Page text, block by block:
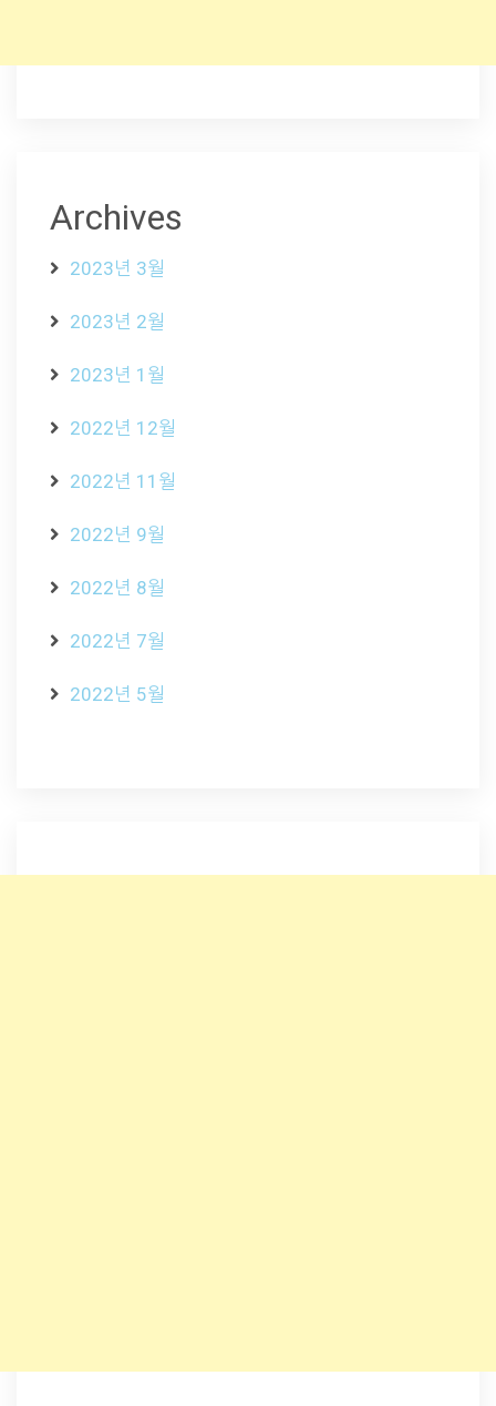
Archives
2023년 3월
2023년 2월
2023년 1월
2022년 12월
2022년 11월
2022년 9월
2022년 8월
2022년 7월
2022년 5월